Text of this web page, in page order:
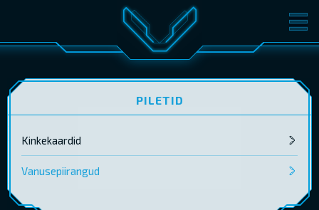
FILMID PILETID
KINOST SÜNDMUSED
KONVERENTS V-KLUBI
PILETID
Kinkekaardid
Vanusepiirangud